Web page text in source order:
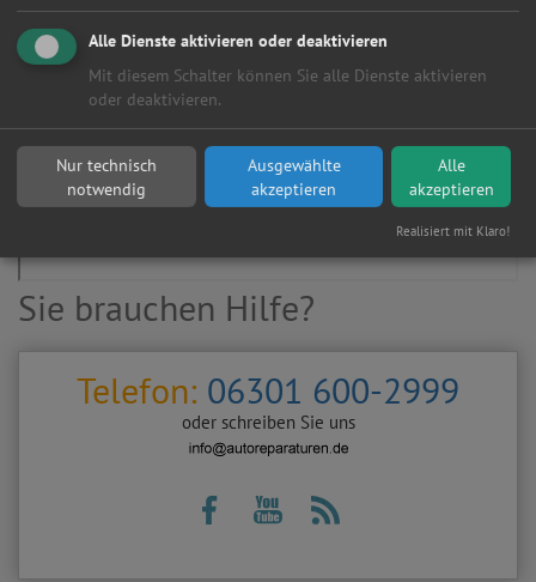
Sie brauchen Hilfe?
Telefon: 06301 600-2999
oder schreiben Sie uns
Alle Dienste aktivieren oder deaktivieren
Mit diesem Schalter können Sie alle Dienste aktivieren
oder deaktivieren.
Nur technisch
notwendig
Ausgewählte
akzeptieren
Alle
akzeptieren
Realisiert mit Klaro!